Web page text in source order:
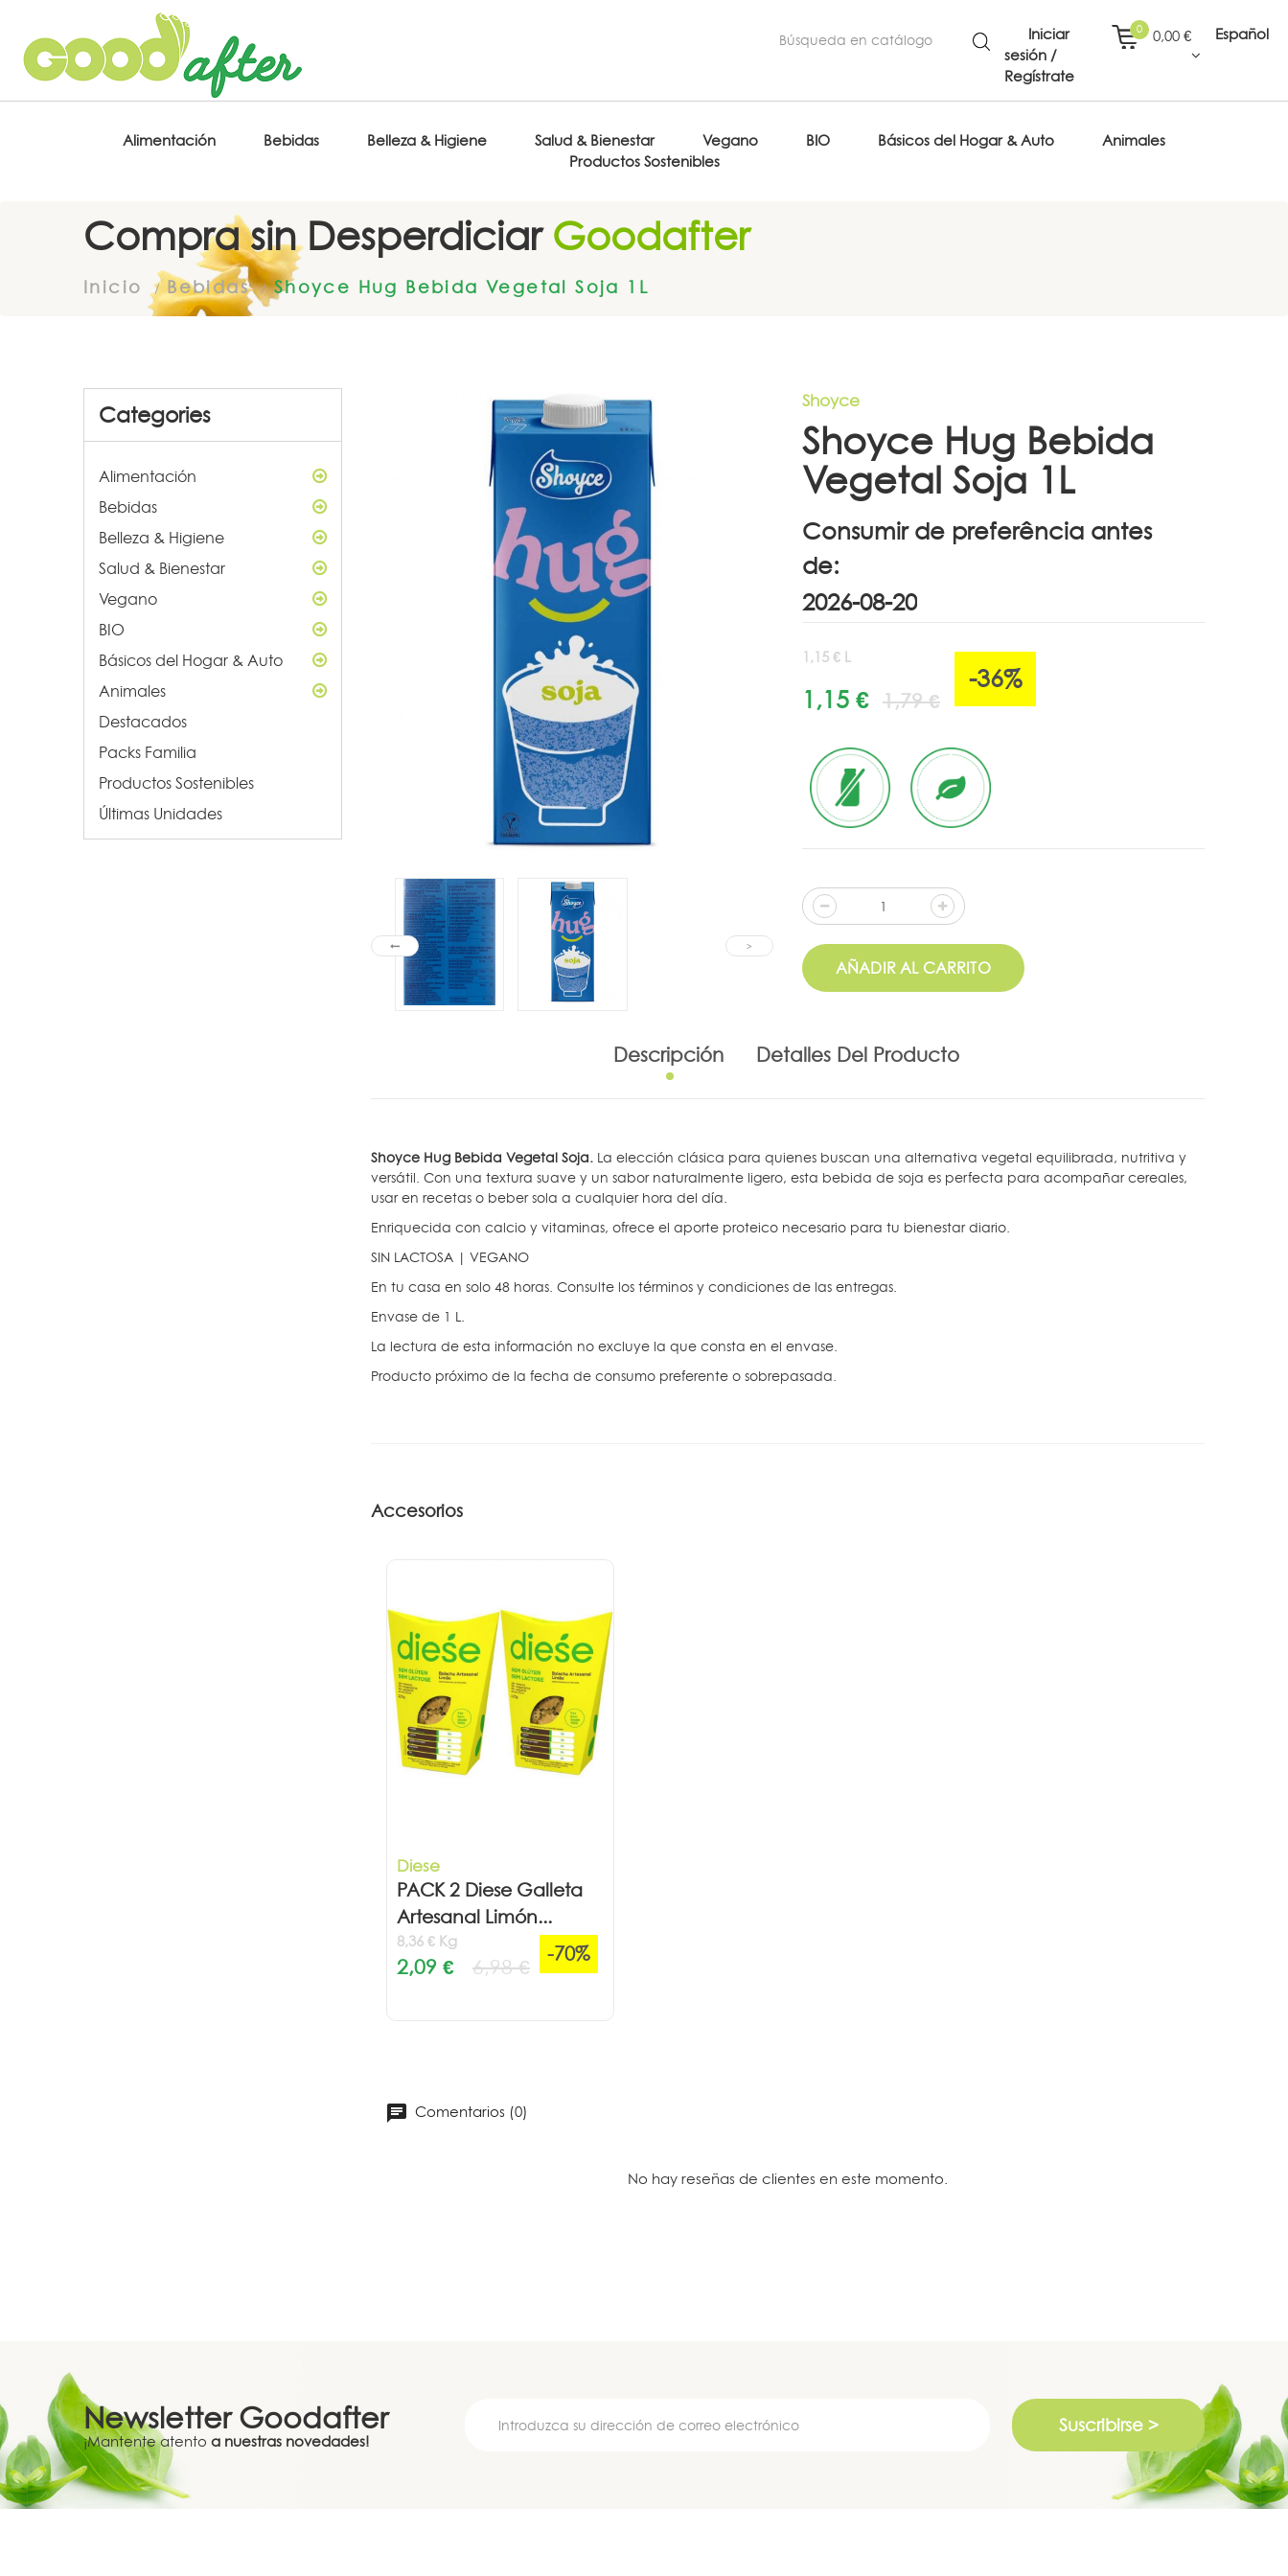
Iniciar
sesión /
Regístrate
0,00 €
0 Español
Alimentación Bebidas Belleza & Higiene Salud & Bienestar Vegano BIO Básicos del Hogar & Auto
Animales
Productos Sostenibles
Compra sin DesperdiciarGoodafter
Inicio Bebidas Shoyce Hug Bebida Vegetal Soja 1L
Categories
Alimentación
Bebidas
Belleza & Higiene
Salud & Bienestar
Vegano
BIO
Básicos del Hogar & Auto
Animales
Destacados
Packs Familia
Productos Sostenibles
Últimas Unidades
Shoyce
Shoyce Hug Bebida
Vegetal Soja 1L
Consumir de preferência antes
de:
1,15 € L
1,15 € 1,79 €
-36%
AÑADIR AL CARRITO
Descripción Detalles Del Producto
Shoyce Hug Bebida Vegetal Soja. La elección clásica para quienes buscan una alternativa vegetal equilibrada, nutritiva y
versátil. Con una textura suave y un sabor naturalmente ligero, esta bebida de soja es perfecta para acompañar cereales,
usar en recetas o beber sola a cualquier hora del día.
Enriquecida con calcio y vitaminas, ofrece el aporte proteico necesario para tu bienestar diario.
SIN LACTOSA | VEGANO
En tu casa en solo 48 horas. Consulte los términos y condiciones de las entregas.
Envase de 1 L.
La lectura de esta información no excluye la que consta en el envase.
Producto próximo de la fecha de consumo preferente o sobrepasada.
Accesorios
Diese
PACK 2 Diese Galleta
Artesanal Limón...
8,36 € Kg
2,09 € 6,98 €
-70%
Comentarios (0)
No hay reseñas de clientes en este momento.
Newsletter Goodafter
¡Mantente atento a nuestras novedades!
Suscribirse >